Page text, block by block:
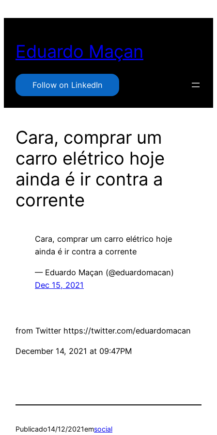
conteúdo
Eduardo Maçan
Follow on LinkedIn
Cara, comprar um
carro elétrico hoje
ainda é ir contra a
corrente
Cara, comprar um carro elétrico hoje
ainda é ir contra a corrente
— Eduardo Maçan (@eduardomacan)
Dec 15, 2021
from Twitter https://twitter.com/eduardomacan
December 14, 2021 at 09:47PM
Publicado14/12/2021emsocial